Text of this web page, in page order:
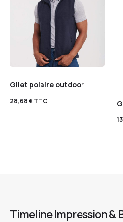
Gilet polaire outdoor
28,68€TTC
Timeline Impression &